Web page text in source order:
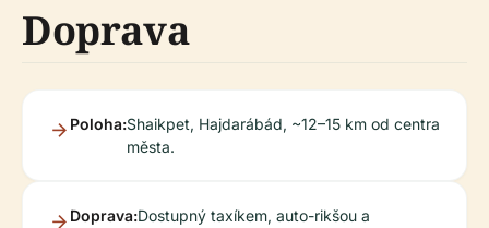
Doprava
Poloha:Shaikpet, Hajdarábád, ~12–15 km od centra
města.
Doprava:Dostupný taxíkem, auto-rikšou a